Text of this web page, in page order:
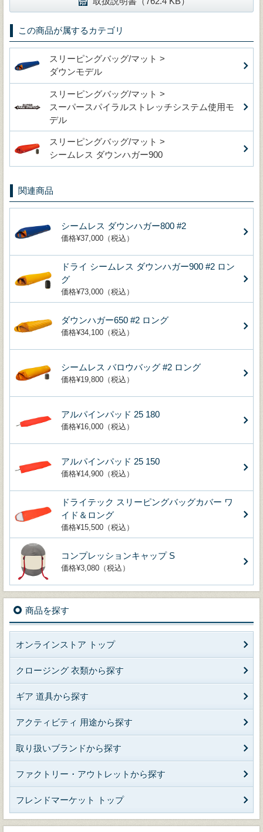
この商品が属するカテゴリ
スリーピングバッグ/マット >
ダウンモデル
スリーピングバッグ/マット >
スーパースパイラルストレッチシステム使用モ
デル
スリーピングバッグ/マット >
シームレス ダウンハガー900
関連商品
シームレス ダウンハガー800 #2
価格¥37,000（税込）
ドライ シームレス ダウンハガー900 #2 ロン
グ
価格¥73,000（税込）
ダウンハガー650 #2 ロング
価格¥34,100（税込）
シームレス バロウバッグ #2 ロング
価格¥19,800（税込）
アルパインパッド 25 180
価格¥16,000（税込）
アルパインパッド 25 150
価格¥14,900（税込）
ドライテック スリーピングバッグカバー ワ
イド＆ロング
価格¥15,500（税込）
コンプレッションキャップ S
価格¥3,080（税込）
商品を探す
オンラインストア トップ
クロージング 衣類から探す
ギア 道具から探す
アクティビティ 用途から探す
取り扱いブランドから探す
ファクトリー・アウトレットから探す
フレンドマーケット トップ